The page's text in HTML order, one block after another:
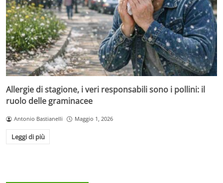
Allergie di stagione, i veri responsabili sono i pollini: il
ruolo delle graminacee
Antonio Bastianelli Maggio 1, 2026
Leggi di più